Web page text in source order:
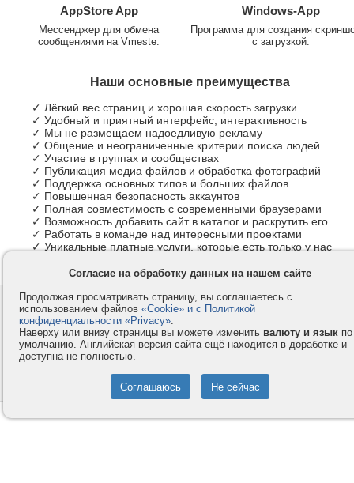
AppStore App
Мессенджер для обмена
сообщениями на Vmeste.
Windows-App
Программа для создания
с загрузкой.
Наши основные преимущества
✓ Лёгкий вес страниц и хорошая скорость загрузки
✓ Удобный и приятный интерфейс, интерактивность
✓ Мы не размещаем надоедливую рекламу
✓ Общение и неограниченные критерии поиска людей
✓ Участие в группах и сообществах
✓ Публикация медиа файлов и обработка фотографий
✓ Поддержка основных типов и больших файлов
✓ Повышенная безопасность аккаунтов
✓ Полная совместимость с современными браузерами
✓ Возможность добавить сайт в каталог и раскрутить его
✓ Работать в команде над интересными проектами
✓ Уникальные платные услуги, которые есть только у нас
Контакты
Компания
Privacy и Cookie
Услуги
Как оплатить
Помощь
© 2008-2026
- Все права защищены.
Согласие на обработку данных на нашем сайте
Продолжая просматривать страницу, вы соглашаетесь с
использованием файлов «Cookie» и с Политикой
конфиденциальности «Privacy».
Наверху или внизу страницы вы можете изменить валюту и язык по
умолчанию. Английская версия сайта ещё находится в доработке и
доступна не полностью.